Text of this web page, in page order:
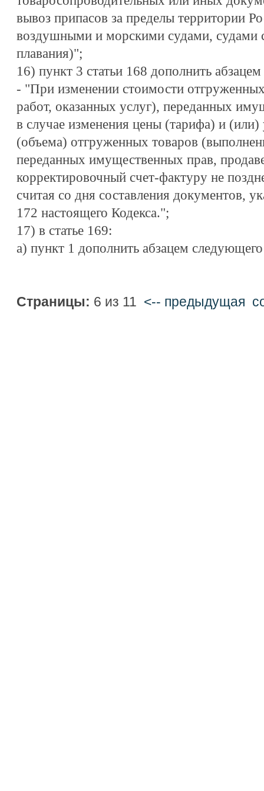
вывоз припасов за пределы территории
воздушными и морскими судами, судами
плавания)";
16) пункт 3 статьи 168 дополнить
- "При изменении стоимости
работ, оказанных услуг), переданных
в случае изменения цены (тарифа) и (или)
(объема) отгруженных товаров
переданных имущественных прав,
корректировочный счет-фактуру не
считая со дня составления документов,
172 настоящего Кодекса.";
17) в статье 169:
а) пункт 1 дополнить абзацем
Страницы: 6 из 11 <-- предыдущая